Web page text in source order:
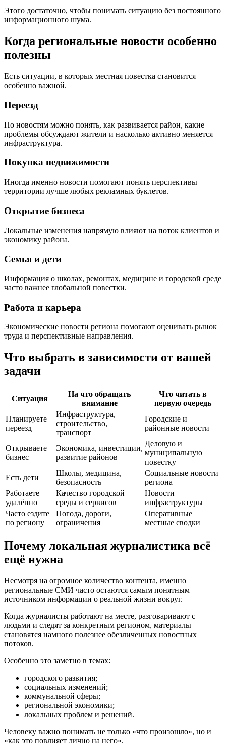
Этого достаточно, чтобы понимать ситуацию без постоянного
информационного шума.
Когда региональные новости особенно
полезны
Есть ситуации, в которых местная повестка становится
особенно важной.
Переезд
По новостям можно понять, как развивается район, какие
проблемы обсуждают жители и насколько активно меняется
инфраструктура.
Покупка недвижимости
Иногда именно новости помогают понять перспективы
территории лучше любых рекламных буклетов.
Открытие бизнеса
Локальные изменения напрямую влияют на поток клиентов и
экономику района.
Семья и дети
Информация о школах, ремонтах, медицине и городской среде
часто важнее глобальной повестки.
Работа и карьера
Экономические новости региона помогают оценивать рынок
труда и перспективные направления.
Что выбрать в зависимости от вашей
задачи
Ситуация
На что обращать
внимание
Что читать в
первую очередь
Планируете
переезд
Инфраструктура,
строительство,
транспорт
Городские и
районные новости
Открываете
бизнес
Экономика, инвестиции,
развитие районов
Деловую и
муниципальную
повестку
Есть дети
Школы, медицина,
безопасность
Социальные новости
региона
Работаете
удалённо
Качество городской
среды и сервисов
Новости
инфраструктуры
Часто ездите
по региону
Погода, дороги,
ограничения
Оперативные
местные сводки
Почему локальная журналистика всё
ещё нужна
Несмотря на огромное количество контента, именно
региональные СМИ часто остаются самым понятным
источником информации о реальной жизни вокруг.
Когда журналисты работают на месте, разговаривают с
людьми и следят за конкретным регионом, материалы
становятся намного полезнее обезличенных новостных
потоков.
Особенно это заметно в темах:
городского развития;
социальных изменений;
коммунальной сферы;
региональной экономики;
локальных проблем и решений.
Человеку важно понимать не только «что произошло», но и
«как это повлияет лично на него».